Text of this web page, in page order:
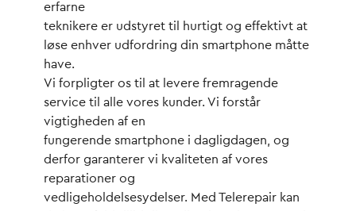
erfarne
teknikere er udstyret til hurtigt og effektivt at
løse enhver udfordring din smartphone måtte
have.
Vi forpligter os til at levere fremragende
service til alle vores kunder. Vi forstår
vigtigheden af en
fungerende smartphone i dagligdagen, og
derfor garanterer vi kvaliteten af vores
reparationer og
vedligeholdelsesydelser. Med Telerepair kan